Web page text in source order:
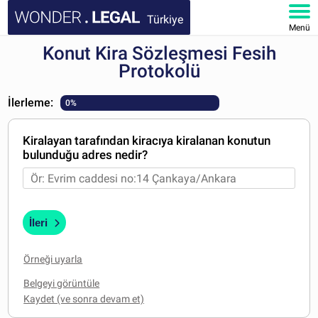
Türkiye
Menü
ANA SAYFA
HESABIM
Konut Kira Sözleşmesi Fesih
Protokolü
İlerleme: 0%
Kiralayan tarafından kiracıya kiralanan konutun
bulunduğu adres nedir?
İleri
Örneği uyarla
Belgeyi görüntüle